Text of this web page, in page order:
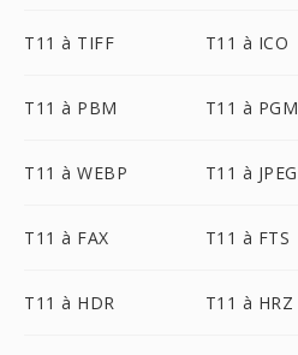
T11 à TIFF T11 à ICO
T11 à PBM T11 à PGM
T11 à WEBP T11 à JPEG
T11 à FAX T11 à FTS
T11 à HDR T11 à HRZ